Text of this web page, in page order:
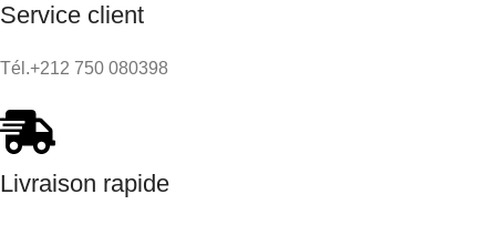
Service client
Tél.+212 750 080398
Livraison rapide